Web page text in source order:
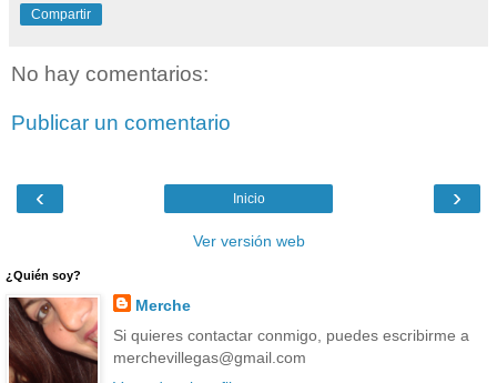
Compartir
No hay comentarios:
Publicar un comentario
‹ ›
Inicio
Ver versión web
¿Quién soy?
Merche
Si quieres contactar conmigo, puedes escribirme a
merchevillegas@gmail.com